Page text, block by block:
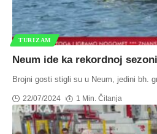
TURIZAM
Neum ide ka rekordnoj sezoni
Brojni gosti stigli su u Neum, jedini bh.
22/07/2024 1 Min. Čitanja